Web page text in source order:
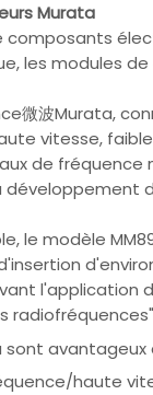
Murata
composants
les modules
微波Murata,
vitesse,
de
le modèle
l'application
avantageux
haute